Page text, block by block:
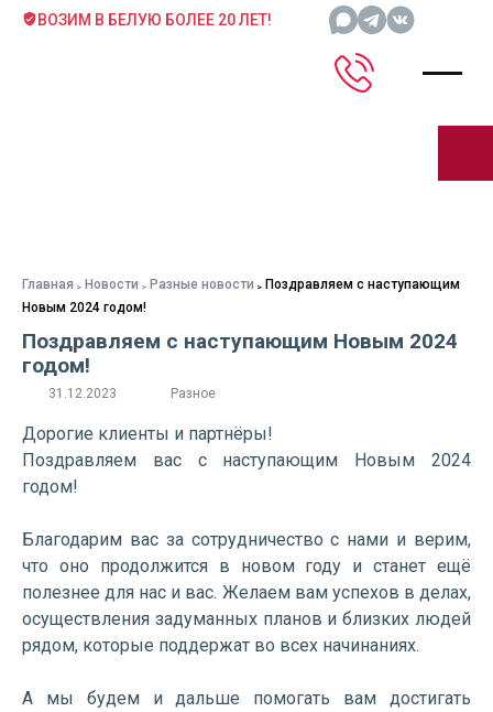
ВОЗИМ В БЕЛУЮ БОЛЕЕ 20 ЛЕТ!
Главная Новости Разные новости
Поздравляем с наступающим
Новым 2024 годом!
Поздравляем с наступающим Новым 2024
годом!
31.12.2023 Разное
Дорогие клиенты и партнёры!
Поздравляем вас с наступающим Новым 2024
годом!
Благодарим вас за сотрудничество с нами и верим,
что оно продолжится в новом году и станет ещё
полезнее для нас и вас. Желаем вам успехов в делах,
осуществления задуманных планов и близких людей
рядом, которые поддержат во всех начинаниях.
А мы будем и дальше помогать вам достигать